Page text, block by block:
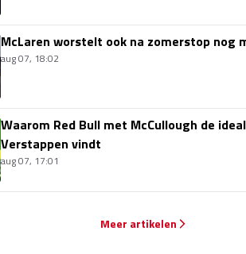
McLaren worstelt ook na zomerstop nog
aug 07, 18:02
Waarom Red Bull met McCullough de
Verstappen vindt
aug 07, 17:01
Meer artikelen